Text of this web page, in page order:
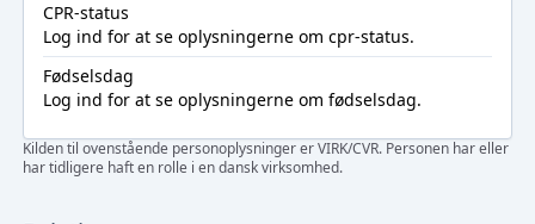
CPR-status
Log ind for at se oplysningerne om cpr-status.
Fødselsdag
Log ind for at se oplysningerne om fødselsdag.
Kilden til ovenstående personoplysninger er VIRK/CVR. Personen har eller
har tidligere haft en rolle i en dansk virksomhed.